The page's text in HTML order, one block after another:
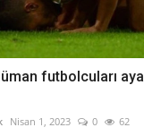
futbolcuları
Nisan 1, 2023 0 62